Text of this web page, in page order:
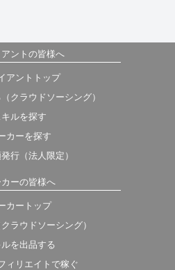
ントの皆様へ
アントトップ
クラウドソーシング）
キルを探す
カーを探す
行（法人限定）
カーの皆様へ
カートップ
ラウドソーシング）
ルを出品する
ィリエイトで稼ぐ